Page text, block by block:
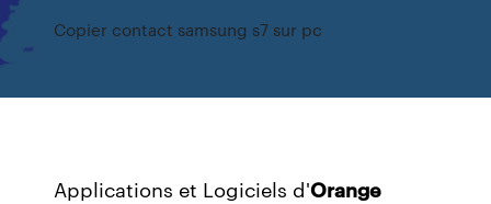
Copier contact samsung s7 sur pc
Applications et Logiciels d'Orange